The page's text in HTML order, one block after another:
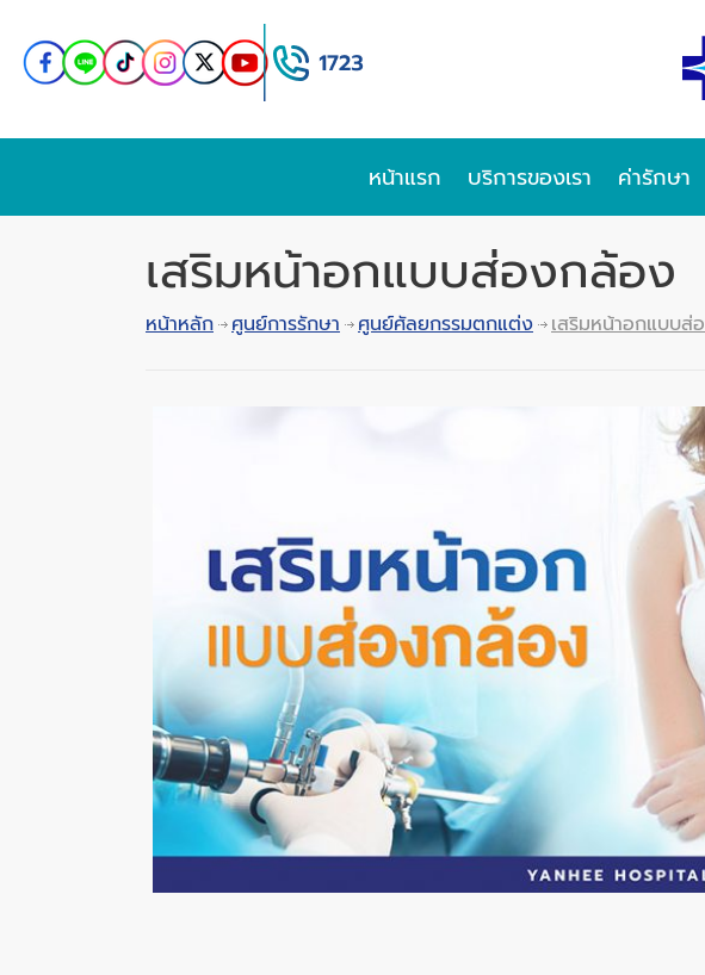
หน้าแรก บริการของเรา ค่ารักษา
เสริมหน้าอกแบบส่องกล้อง
หน้าหลัก ศูนย์การรักษา ศูนย์ศัลยกรรมตกแต่ง เสริมหน้าอกแบบส่